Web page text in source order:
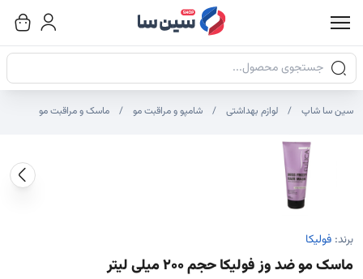
جستجوی محصولات
سین سا شاپ لوازم بهداشتی شامپو و مراقبت مو ماسک و مراقبت مو
برند: فولیکا
ماسک مو ضد وز فولیکا حجم 200 میلی لیتر
تصاویر محصول
تصویر شاخص محصول
سایر تصاویر محصول - تصاویر بندانگشتی